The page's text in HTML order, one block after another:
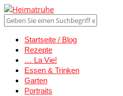
Startseite / Blog
Rezepte
… La Vie!
Essen & Trinken
Garten
Portraits